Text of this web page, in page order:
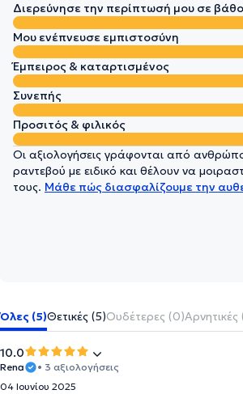
Διερεύνησε την περίπτωσή μου σε
Μου ενέπνευσε εμπιστοσύνη
Έμπειρος & καταρτισμένος
Συνεπής
Προσιτός & φιλικός
Οι αξιολογήσεις γράφονται από
ραντεβού με ειδικό και θέλουν να
τους. Μάθε πώς διασφαλίζουμε την
Όλες (5)Θετικές (5)Ουδέτερες (0)Αρνητικές
10.0
Rena
• 3 αξιολογήσεις
04 Ιουνίου 2025